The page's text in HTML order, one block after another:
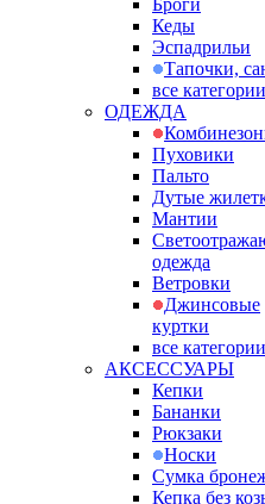
Броги
Кеды
Эспадрильи
Тапочки,
все
ОДЕЖДА
Пуховики
Пальто
Дутые
Мантии
одежда
Ветровки
Джинсовые
куртки
все
АКСЕССУАРЫ
Кепки
Бананки
Рюкзаки
Носки
Сумка
Кепка без